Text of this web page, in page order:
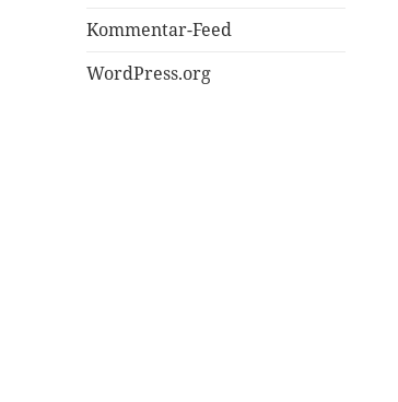
Kommentar-Feed
WordPress.org